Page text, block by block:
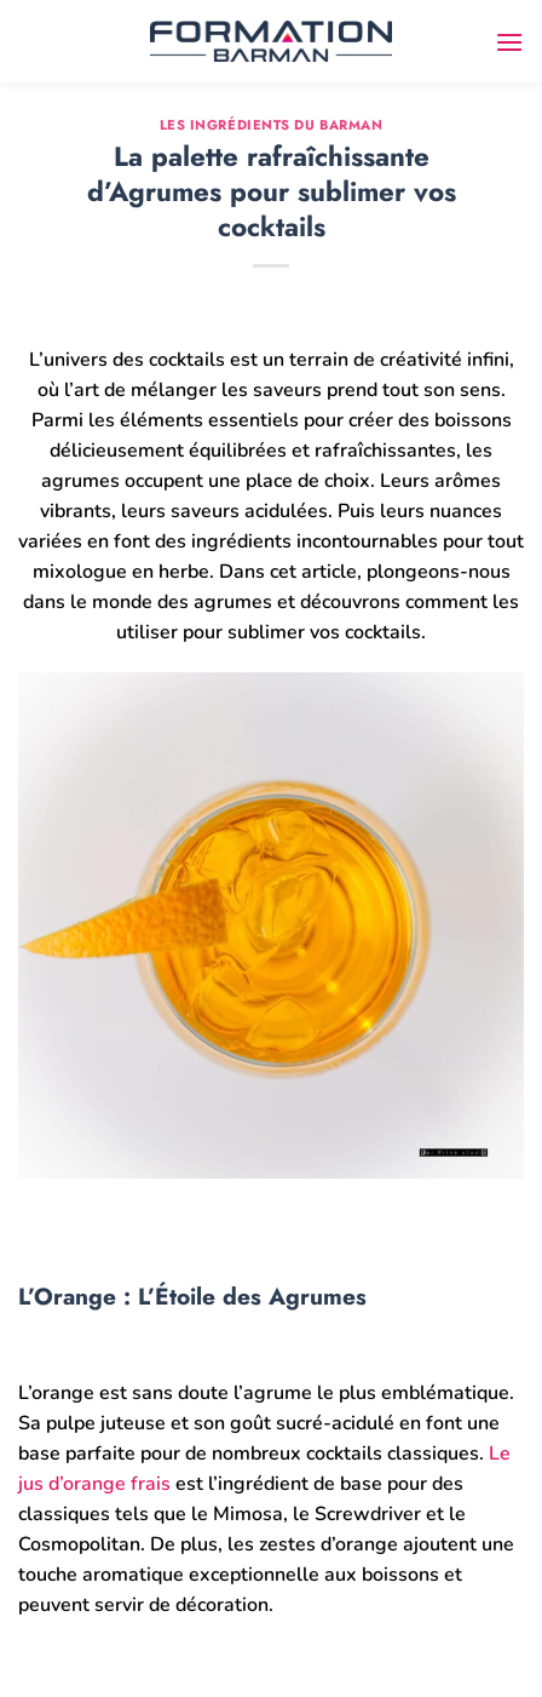
LES INGRÉDIENTS DU BARMAN
La palette rafraîchissante
d’Agrumes pour sublimer vos
cocktails
L’univers des cocktails est un terrain de créativité infini,
où l’art de mélanger les saveurs prend tout son sens.
Parmi les éléments essentiels pour créer des boissons
délicieusement équilibrées et rafraîchissantes, les
agrumes occupent une place de choix. Leurs arômes
vibrants, leurs saveurs acidulées. Puis leurs nuances
variées en font des ingrédients incontournables pour tout
mixologue en herbe. Dans cet article, plongeons-nous
dans le monde des agrumes et découvrons comment les
utiliser pour sublimer vos cocktails.
L’Orange : L’Étoile des Agrumes
L’orange est sans doute l’agrume le plus emblématique.
Sa pulpe juteuse et son goût sucré-acidulé en font une
base parfaite pour de nombreux cocktails classiques. Le
jus d’orange frais est l’ingrédient de base pour des
classiques tels que le Mimosa, le Screwdriver et le
Cosmopolitan. De plus, les zestes d’orange ajoutent une
touche aromatique exceptionnelle aux boissons et
peuvent servir de décoration.